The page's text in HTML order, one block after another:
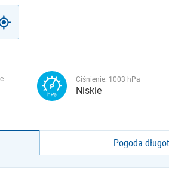
Ciśnienie: 1003 hPa
Niskie
Pogoda